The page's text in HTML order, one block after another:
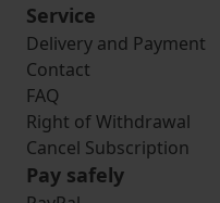
Service
Delivery and Payment
Contact
FAQ
Right of Withdrawal
Cancel Subscription
Pay safely